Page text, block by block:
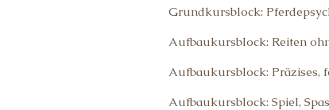
Grundkursblock:
Aufbaukursblock: Reiten
Aufbaukursblock: Präzises,
Aufbaukursblock: Spiel,